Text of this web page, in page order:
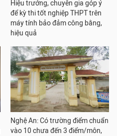
Hiệu trưởng, chuyên gia góp ý
để kỳ thi tốt nghiệp THPT trên
máy tính bảo đảm công bằng,
hiệu quả
Nghệ An: Có trường điểm chuẩn
vào 10 chưa đến 3 điểm/môn,